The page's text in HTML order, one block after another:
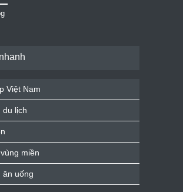
Việt Nam
du lịch
miền
ăn uống